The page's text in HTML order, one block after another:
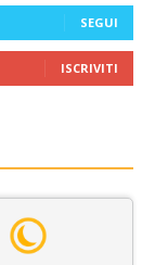
SEGUI
ISCRIVITI